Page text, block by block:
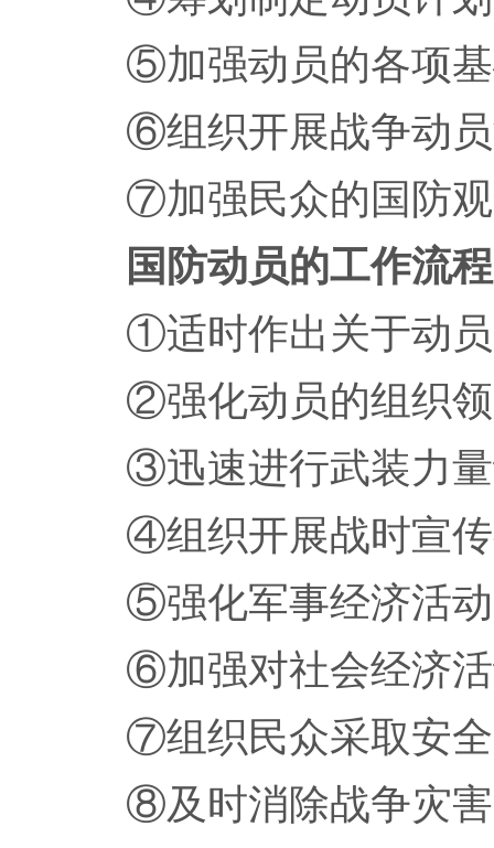
⑤加强动员的各项基
⑥组织开展战争动员
⑦加强民众的国防观
国防动员的工作流程
①适时作出关于动员
②强化动员的组织领
③迅速进行武装力量
④组织开展战时宣传
⑤强化军事经济活动
⑥加强对社会经济活
⑦组织民众采取安全
⑧及时消除战争灾害